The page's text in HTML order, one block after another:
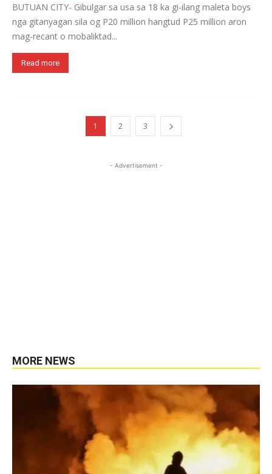
BUTUAN CITY- Gibulgar sa usa sa 18 ka gi-ilang maleta boys
nga gitanyagan sila og P20 million hangtud P25 million aron
mag-recant o mobaliktad...
Read more
1 2 3
- Advertisement -
MORE NEWS